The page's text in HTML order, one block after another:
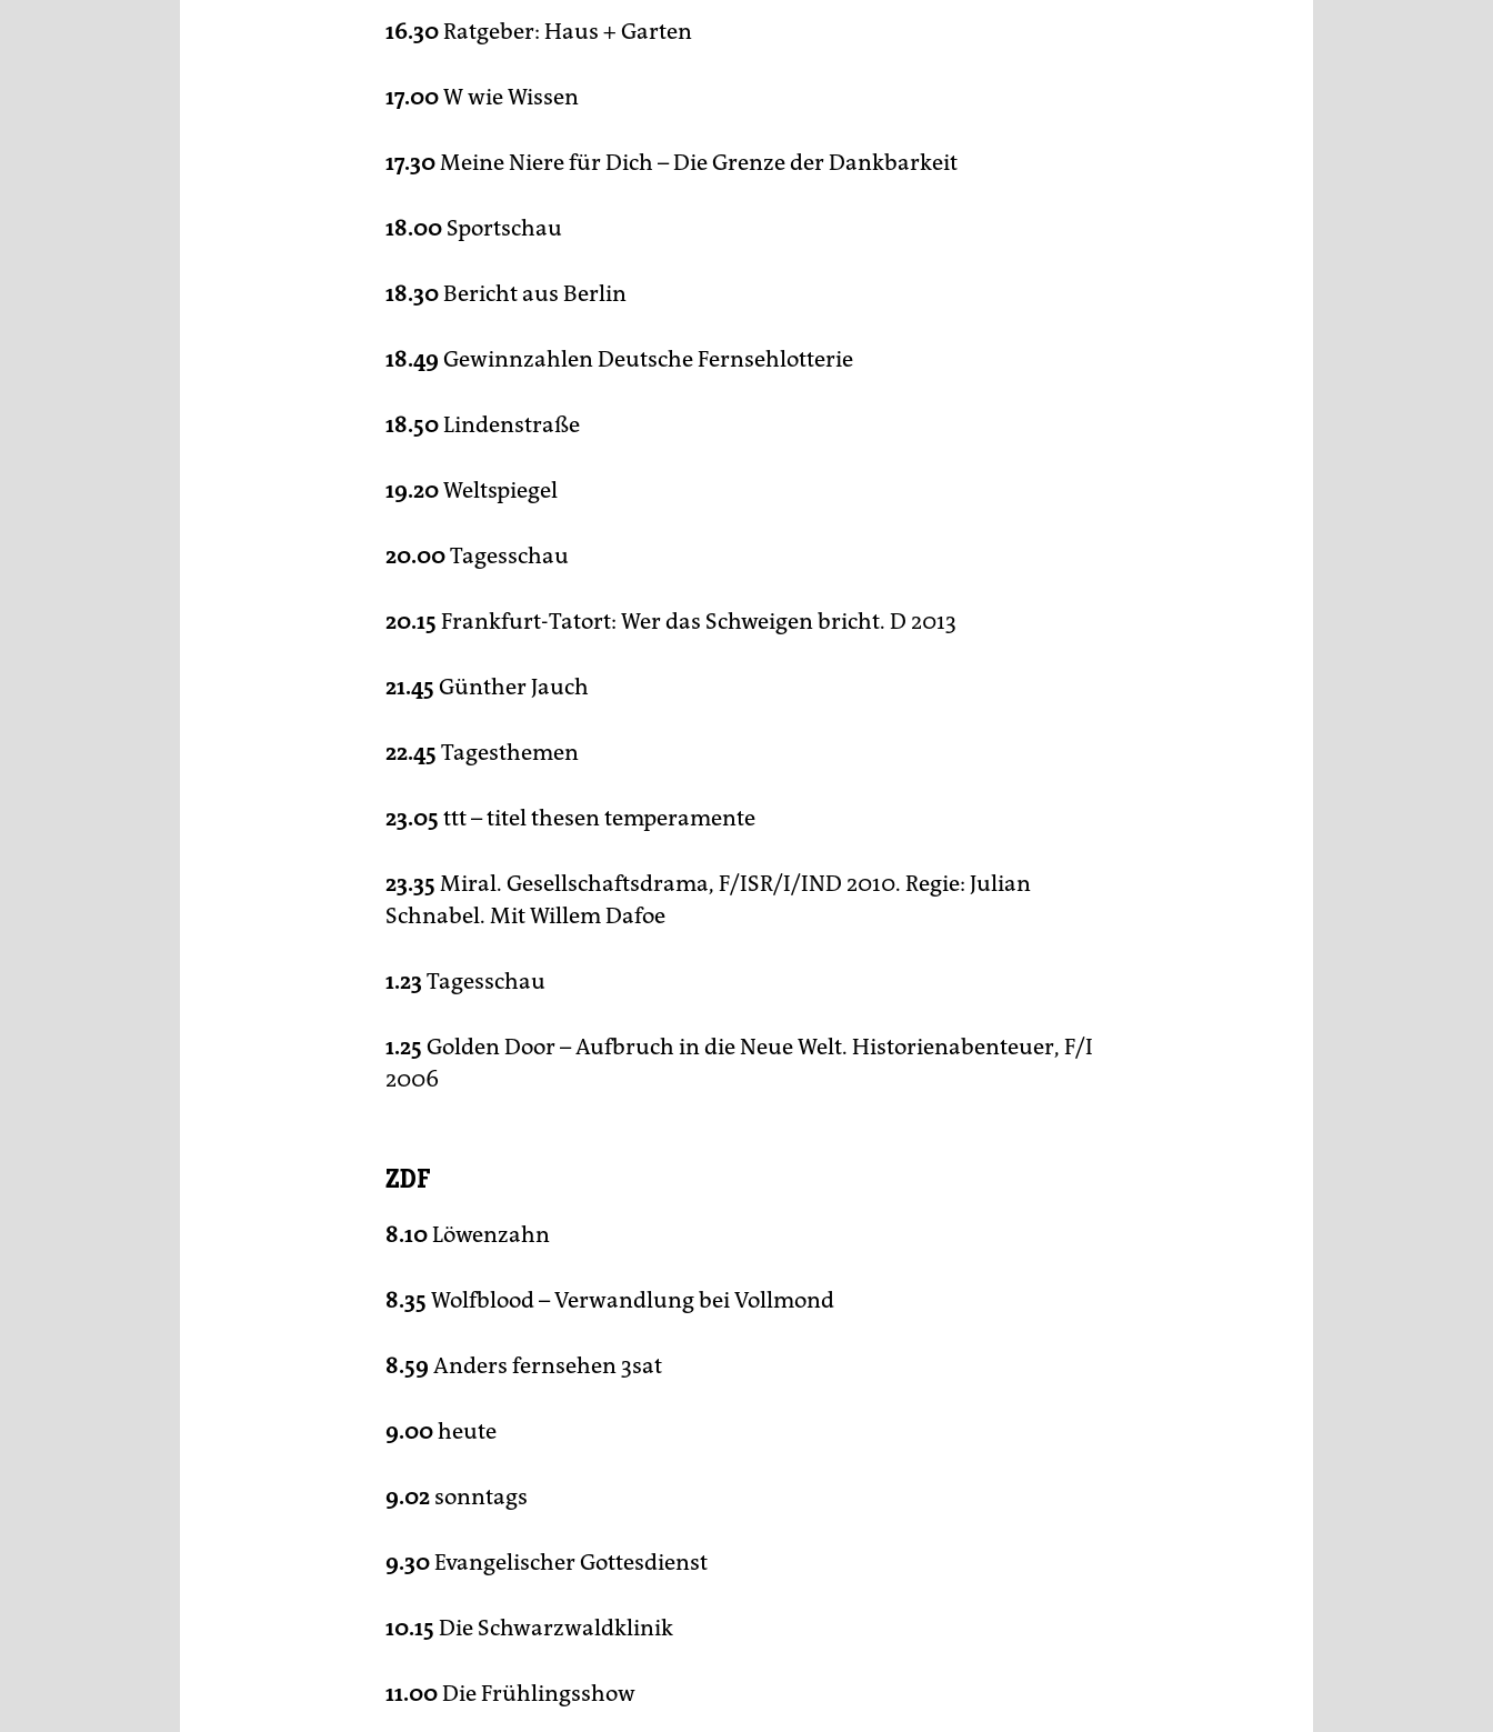
16.30Ratgeber: Haus + Garten
17.00W wie Wissen
17.30Meine Niere für Dich – Die Grenze der Dankbarkeit
18.00 Sportschau
18.30Bericht aus Berlin
18.49 Gewinnzahlen Deutsche Fernsehlotterie
18.50Lindenstraße
19.20Weltspiegel
20.00Tagesschau
20.15 Frankfurt-Tatort: Wer das Schweigen bricht. D 2013
21.45 Günther Jauch
22.45 Tagesthemen
23.05 ttt – titel thesen temperamente
23.35 Miral. Gesellschaftsdrama, F/ISR/I/IND 2010. Regie: Julian
Schnabel. Mit Willem Dafoe
1.23 Tagesschau
1.25 Golden Door – Aufbruch in die Neue Welt. Historienabenteuer, F/I
2006
ZDF
8.10Löwenzahn
8.35 Wolfblood – Verwandlung bei Vollmond
8.59 Anders fernsehen 3sat
9.00heute
9.02 sonntags
9.30Evangelischer Gottesdienst
10.15 Die Schwarzwaldklinik
11.00Die Frühlingsshow